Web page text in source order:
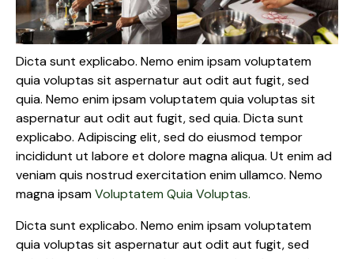
Dicta sunt explicabo. Nemo enim ipsam voluptatem
quia voluptas sit aspernatur aut odit aut fugit, sed
quia. Nemo enim ipsam voluptatem quia voluptas sit
aspernatur aut odit aut fugit, sed quia. Dicta sunt
explicabo. Adipiscing elit, sed do eiusmod tempor
incididunt ut labore et dolore magna aliqua. Ut enim ad
veniam quis nostrud exercitation enim ullamco. Nemo
magna ipsamVoluptatem Quia Voluptas.
Dicta sunt explicabo. Nemo enim ipsam voluptatem
quia voluptas sit aspernatur aut odit aut fugit, sed